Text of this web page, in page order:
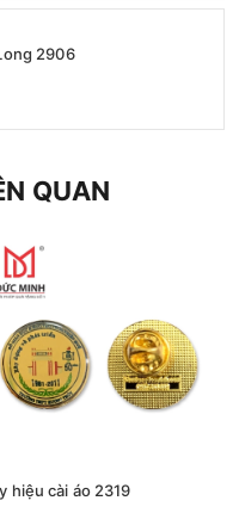
2906
QUAN
hiệu cài áo 2319